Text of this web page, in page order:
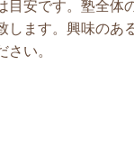
目安です。塾全体
します。興味のあ
さい。